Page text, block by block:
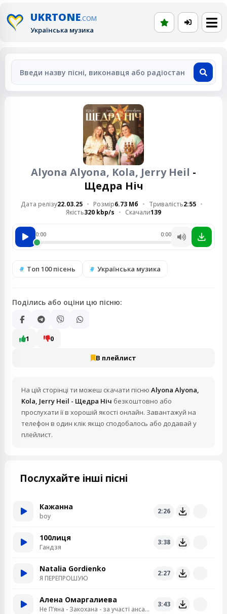
UKRTONE.COM
Українська музика
Alyona Alyona, Kola, Jerry Heil -
Щедра Ніч
Дата релізу22.03.25 Розмір6.73 Мб Тривалість2:55
Якість320 kbp/s Скачали139
0:00 0:00
Топ 100 пісень Українська музика
Поділись або оціни цю пісню:
1 0
В плейлист
На цій сторінці ти можеш скачати пісню Alyona Alyona,
Kola, Jerry Heil - Щедра Ніч безкоштовно або
прослухати її в хорошій якості онлайн. Завантажуй на
телефон в один клік якщо сподобалось або додавай у
плейлист.
Послухайте інші пісні
Кажанна
boy
2:26
100лиця
Гандзя
3:38
Natalia Gordienko
Я ПЕРЕПРОШУЮ
2:27
Алена Омаргалиева
Не Пʼяна - Закохана - за участі ансамблю «Кралиця»
3:43